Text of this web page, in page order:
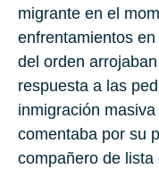
migrante en el
enfrentamientos
del orden
respuesta a las
inmigración
comentaba por su
compañero de